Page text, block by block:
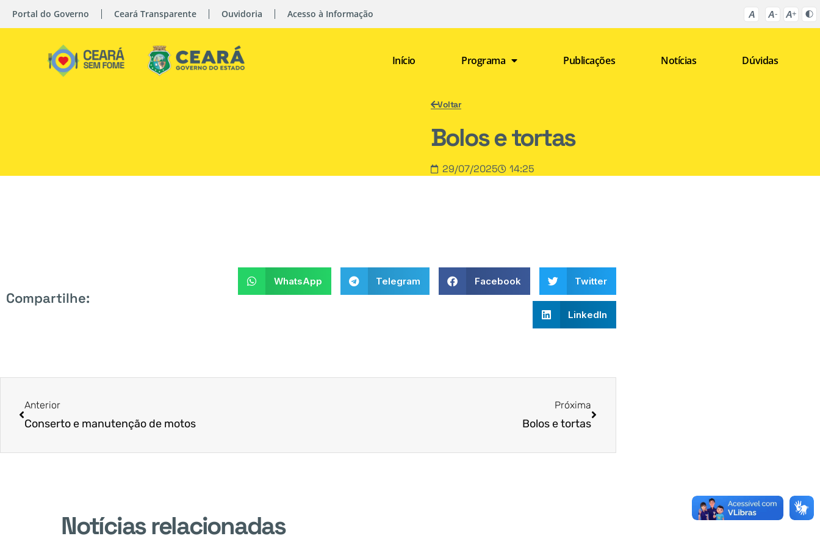
Portal do Governo Ceará Transparente Ouvidoria Acesso à Informação
Início Programa Publicações Notícias Dúvidas
Voltar
Bolos e tortas
29/07/2025 14:25
Compartilhe:
WhatsApp Telegram Facebook Twitter
LinkedIn
Anterior
Conserto e manutenção de motos
Próxima
Bolos e tortas
Notícias relacionadas